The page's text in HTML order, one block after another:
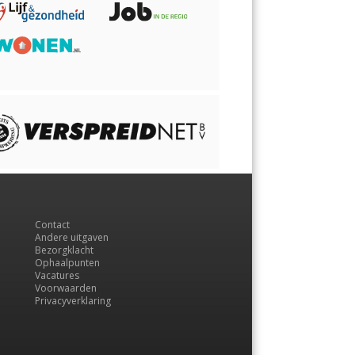
Contact
Andere uitgaven
Bezorgklacht
Ophaalpunten
Vacatures
Voorwaarden
Privacyverklaring